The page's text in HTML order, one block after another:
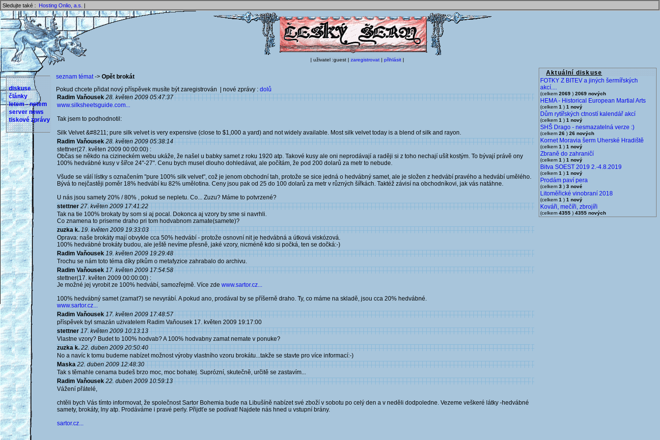
Sledujte také : Hosting Onlio, a.s. |
| uživatel :guest | zaregistrovat | přihlásit |
Aktuální diskuse
FOTKY Z BITEV a jiných šermířských
akcí....
(celkem 2069 ) 2069 nových
HEMA - Historical European Martial Arts
(celkem 1 ) 1 nový
Dům rytířských ctností kalendář akcí
(celkem 1 ) 1 nový
SHŠ Drago - nesmazatelná verze :)
(celkem 26 ) 26 nových
Kornet Moravia šerm Uherské Hradiště
(celkem 1 ) 1 nový
Zbraně do zahraničí
(celkem 1 ) 1 nový
Bitva SOEST 2019 2.-4.8.2019
(celkem 1 ) 1 nový
Prodám paví pera
(celkem 3 ) 3 nové
Litoměřické vinobraní 2018
(celkem 1 ) 1 nový
Kováři, mečíři, zbrojíři
(celkem 4355 ) 4355 nových
diskuse
články
letem - netem
server news
tiskové zprávy
seznam témat-> Opět brokát
Pokud chcete přidat nový příspěvek musíte být zaregistrován | nové zprávy : dolů
Radim Vaňousek 28. květen 2009 05:47:37
www.silksheetsguide.com...
Tak jsem to podhodnotil:
Silk Velvet &#8211; pure silk velvet is very expensive (close to $1,000 a yard) and not widely available. Most silk velvet today is a blend of silk and rayon.
Radim Vaňousek 28. květen 2009 05:38:14
stettner(27. květen 2009 00:00:00) :
Občas se někdo na cizineckém webu ukáže, že našel u babky samet z roku 1920 atp. Takové kusy ale oni neprodávají a raději si z toho nechají ušít kostým. To bývají právě ony
100% hedvábné kusy v šířce 24"-27". Cenu bych musel dlouho dohledávat, ale počítám, že pod 200 dolarů za metr to nebude.
Všude se válí lístky s označením "pure 100% silk velvet", což je jenom obchodní tah, protože se sice jedná o hedvábný samet, ale je složen z hedvábí pravého a hedvábí umělého.
Bývá to nejčastěji poměr 18% hedvábí ku 82% umělotina. Ceny jsou pak od 25 do 100 dolarů za metr v různých šířkách. Taktéž závisí na obchodníkovi, jak vás natáhne.
U nás jsou samety 20% / 80% , pokud se nepletu. Co... Zuzu? Máme to potvrzené?
stettner 27. květen 2009 17:41:22
Tak na tie 100% brokaty by som si aj pocal. Dokonca aj vzory by sme si navrhli.
Co znamena to priserne draho pri tom hodvabnom zamate(samete)?
zuzka k. 19. květen 2009 19:33:03
Oprava: naše brokáty mají obvykle cca 50% hedvábí - protože osnovní nit je hedvábná a útková viskózová.
100% hedvábné brokáty budou, ale ještě nevíme přesně, jaké vzory, nicméně kdo si počká, ten se dočká:-)
Radim Vaňousek 19. květen 2009 19:29:48
Trochu se nám toto téma díky plkům o metafyzice zahrabalo do archivu.
Radim Vaňousek 17. květen 2009 17:54:58
stettner(17. květen 2009 00:00:00) :
Je možné jej vyrobit ze 100% hedvábí, samozřejmě. Více zde www.sartor.cz...
100% hedvábný samet (zamat?) se nevyrábí. A pokud ano, prodával by se příšerně draho. Ty, co máme na skladě, jsou cca 20% hedvábné.
www.sartor.cz...
Radim Vaňousek 17. květen 2009 17:48:57
příspěvek byl smazán użivatelem Radim Vaňousek 17. květen 2009 19:17:00
stettner 17. květen 2009 10:13:13
Vlastne vzory? Budet to 100% hodvab? A 100% hodvabny zamat nemate v ponuke?
zuzka k. 22. duben 2009 20:50:40
No a navíc k tomu budeme nabízet možnost výroby vlastního vzoru brokátu...takže se stavte pro více informací:-)
Maska 22. duben 2009 12:48:30
Tak s těmahle cenama budeš brzo moc, moc bohatej. Suprózní, skutečně, určitě se zastavím...
Radim Vaňousek 22. duben 2009 10:59:13
Vážení přátelé,
chtěli bych Vás tímto informovat, že společnost Sartor Bohemia bude na Libušíně nabízet své zboží v sobotu po celý den a v neděli dodpoledne. Vezeme veškeré látky -hedvábné
samety, brokáty, lny atp. Prodáváme i pravé perly. Přijdťe se podívat! Najdete nás hned u vstupní brány.
sartor.cz...